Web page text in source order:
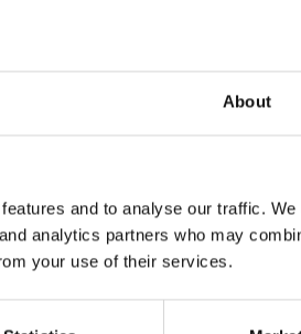
About
and to analyse our traffic.
analytics partners who may
your use of their services.
Genetik. Das edukative Modell